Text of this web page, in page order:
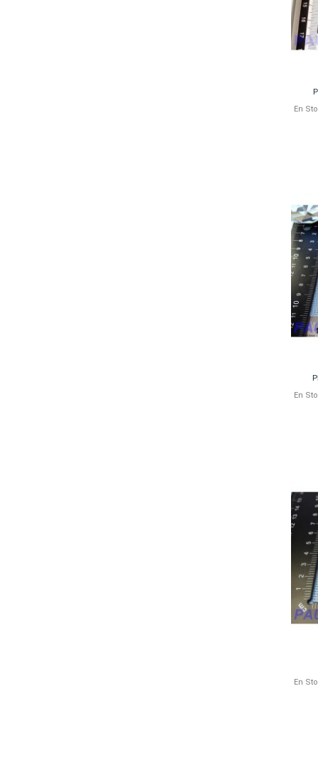
En
En
En